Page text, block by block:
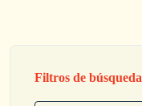
Filtros de búsqueda